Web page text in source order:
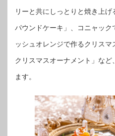
リーと共にしっとりと焼き上
パウンドケーキ」、コニャッ
ッシュオレンジで作るクリス
クリスマスオーナメント」な
ます。